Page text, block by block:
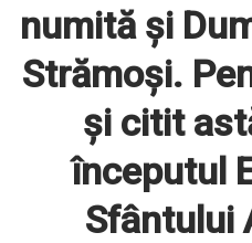
numită şi
Strămoşi.
şi citit
începutul
Sfântului